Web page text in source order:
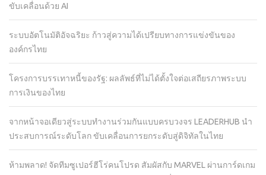
ขับเคลื่อนด้วย AI
ระบบอัตโนมัติอัจฉริยะ ก้าวสู่ความได้เปรียบทางการแข่งขันของ
องค์กรไทย
โครงการบรรเทาหนี้ของรัฐ: ผลลัพธ์ที่ไม่ได้ตั้งใจต่อเสถียรภาพระบบ
การเงินของไทย
จากหน้าจอเดียวสู่ระบบทำงานร่วมกันแบบครบวงจร LEADERHUB นำ
ประสบการณ์ระดับโลก ขับเคลื่อนการยกระดับสู่ดิจิทัลในไทย
ห้ามพลาด! จัดทีมซูเปอร์ฮีโร่คนโปรด สัมผัสกับ MARVEL ผ่านการ์ดเกม